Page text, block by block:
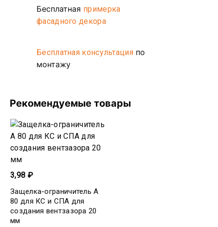
Бесплатная примерка
фасадного декора
Бесплатная консультацияпо
монтажу
Рекомендуемые товары
3,98 ₽
Защелка-ограничитель А
80 для КС и СПА для
создания вентзазора 20
мм